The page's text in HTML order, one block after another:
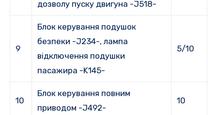
дозволу пуску двигуна -J518-
9
Блок керування подушок
безпеки -J234-, лампа
відключення подушки
пасажира -K145-
5/10
10
Блок керування повним
приводом -J492-
10